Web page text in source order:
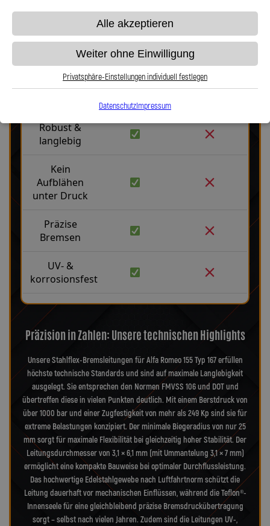
Stahlflex vs. Gummi
Stahlflex
Robust &
langlebig
Kein
Aufblähen
unter Druck
Präzise
Bremsen
UV- &
korrosionsfest
Präzision in Zahlen: Unsere technischen Highlights
Unsere Stahlflex-Bremsleitungen für Alfa Romeo 155 Typ 167 erfüllen
höchste technische Standards und sind auf maximale Langlebigkeit
ausgelegt. Sie entsprechen den Normen FMVSS 106 und DOT und
übertreffen diese in vielen Punkten deutlich. Mit einem Berstdruck von
über 1000 bar und einer Zugfestigkeit von mehr als 249 Kp sind sie für
extreme Belastungen konzipiert. Der minimale Biegeradius von nur 25
mm sorgt für maximale Flexibilität bei gleichzeitig hoher Stabilität. Der
Leitungsdurchmesser von 3,1 × 6,1 mm (mit Ummantelung 3,1 × 7 mm)
ermöglicht eine kompakte Bauweise bei optimaler Durchflussleistung.
Das hochwertige Edelstahlgewebe nach Luftfahrtnorm schützt die
Leitung dauerhaft vor mechanischen Einflüssen, während die Teflon®-
Innenseele für eine gleichbleibend präzise Bremsdruckübertragung
sorgt – selbst nach vielen Jahren. Zudem sind die Leitungen UV-,
Alle akzeptieren
Weiter ohne Einwilligung
Privatsphäre-Einstellungen individuell festlegen
DatenschutzImpressum